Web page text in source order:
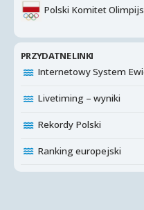
Polski Komitet
PRZYDATNE LINKI
Internetowy System
Livetiming – wyniki
Rekordy Polski
Ranking europejski